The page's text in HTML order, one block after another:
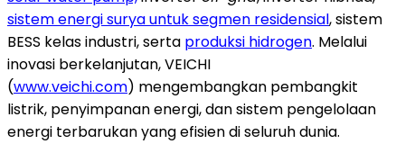
sistem energi surya untuk segmen residensial, sistem
BESS kelas industri, serta produksi hidrogen. Melalui
inovasi berkelanjutan, VEICHI
(www.veichi.com) mengembangkan pembangkit
listrik, penyimpanan energi, dan sistem pengelolaan
energi terbarukan yang efisien di seluruh dunia.